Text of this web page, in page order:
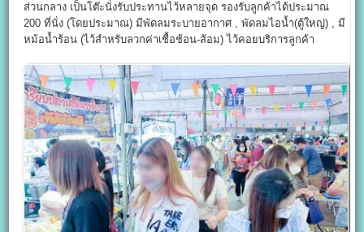
ส่วนกลาง เป็นโต๊ะนั่งรับประทานไว้หลายจุด รองรับลูกค้าได้ประมาณ
200 ที่นั่ง (โดยประมาณ) มีพัดลมระบายอากาศ , พัดลมไอน้ำ(ตู้ใหญ่) , มี
หม้อน้ำร้อน (ไว้สำหรับลวกค่าเชื้อช้อน-ส้อม) ไว้คอยบริการลูกค้า